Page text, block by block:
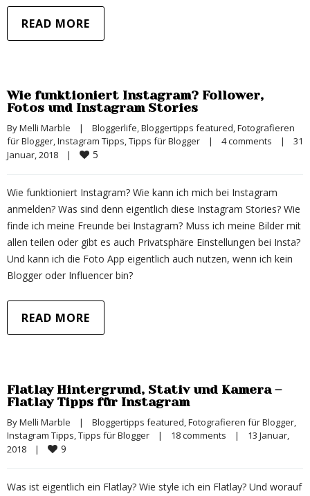
READ MORE
Wie funktioniert Instagram? Follower,
Fotos und Instagram Stories
By Melli Marble | Bloggerlife, Bloggertipps featured, Fotografieren
für Blogger, Instagram Tipps, Tipps für Blogger | 4 comments |
31
Januar, 2018
| 5
Wie funktioniert Instagram? Wie kann ich mich bei Instagram
anmelden? Was sind denn eigentlich diese Instagram Stories? Wie
finde ich meine Freunde bei Instagram? Muss ich meine Bilder mit
allen teilen oder gibt es auch Privatsphäre Einstellungen bei Insta?
Und kann ich die Foto App eigentlich auch nutzen, wenn ich kein
Blogger oder Influencer bin?
READ MORE
Flatlay Hintergrund, Stativ und Kamera –
Flatlay Tipps für Instagram
By Melli Marble | Bloggertipps featured, Fotografieren für Blogger
Instagram Tipps, Tipps für Blogger | 18 comments |
13 Januar,
2018
| 9
Was ist eigentlich ein Flatlay? Wie style ich ein Flatlay? Und worauf